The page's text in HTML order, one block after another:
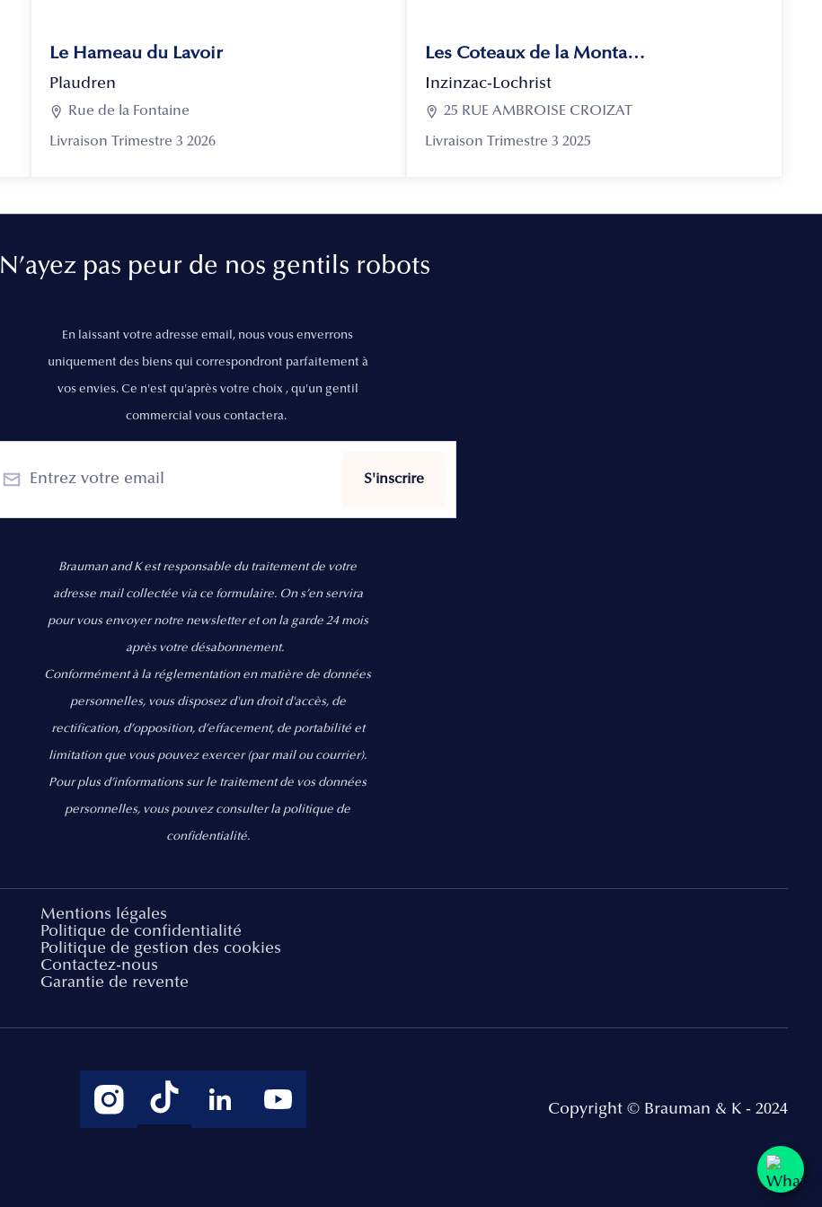
Le Hameau du Lavoir
Plaudren
 Rue de la Fontaine
Livraison Trimestre 3 2026
Les Coteaux de la Montagne
Inzinzac-Lochrist
 25 RUE AMBROISE CROIZAT
Livraison Trimestre 3 2025
N’ayez pas peur de nos gentils robots
En laissant votre adresse email, nous vous enverrons
uniquement des biens qui correspondront parfaitement à
vos envies. Ce n'est qu'après votre choix , qu'un gentil
commercial vous contactera.
Brauman and K est responsable du traitement de votre
adresse mail collectée via ce formulaire. On s’en servira
pour vous envoyer notre newsletter et on la garde 24 mois
après votre désabonnement.
Conformément à la réglementation en matière de données
personnelles, vous disposez d'un droit d'accès, de
rectification, d’opposition, d’effacement, de portabilité et
limitation que vous pouvez exercer(par mail ou courrier).
Pour plus d’informations sur le traitement de vos données
personnelles, vous pouvez consulter la politique de
confidentialité.
Mentions légales
Politique de confidentialité
Politique de gestion des cookies
Contactez-nous
Garantie de revente
Copyright © Brauman & K - 2024